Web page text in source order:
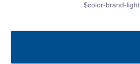
$color-brand-light